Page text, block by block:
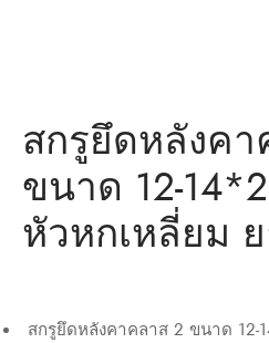
สกรูยึดหลังค
ขนาด 12-
หัวหกเหลี่ยม
สกรูยึดหลังคาคลาส 2 ขนาด 12-